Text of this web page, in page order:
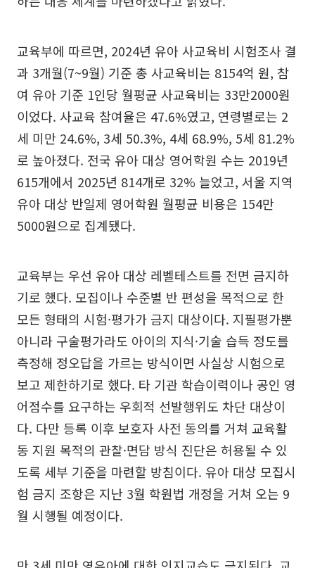
교육부에 따르면, 2024년 유아 사교육비 시험조사 결
과 3개월(7~9월) 기준 총 사교육비는 8154억 원, 참
여 유아 기준 1인당 월평균 사교육비는 33만2000원
이었다. 사교육 참여율은 47.6%였고, 연령별로는 2
세 미만 24.6%, 3세 50.3%, 4세 68.9%, 5세 81.2%
로 높아졌다. 전국 유아 대상 영어학원 수는 2019년
615개에서 2025년 814개로 32% 늘었고, 서울 지역
유아 대상 반일제 영어학원 월평균 비용은 154만
5000원으로 집계됐다.
교육부는 우선 유아 대상 레벨테스트를 전면 금지하
기로 했다. 모집이나 수준별 반 편성을 목적으로 한
모든 형태의 시험·평가가 금지 대상이다. 지필평가뿐
아니라 구술평가라도 아이의 지식·기술 습득 정도를
측정해 정오답을 가르는 방식이면 사실상 시험으로
보고 제한하기로 했다. 타 기관 학습이력이나 공인 영
어점수를 요구하는 우회적 선발행위도 차단 대상이
다. 다만 등록 이후 보호자 사전 동의를 거쳐 교육활
동 지원 목적의 관찰·면담 방식 진단은 허용될 수 있
도록 세부 기준을 마련할 방침이다. 유아 대상 모집시
험 금지 조항은 지난 3월 학원법 개정을 거쳐 오는 9
월 시행될 예정이다.